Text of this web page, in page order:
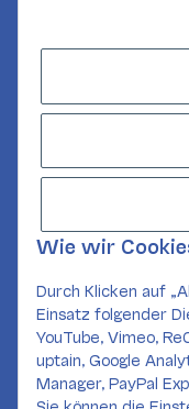
GESETZLICHE
KONTAKT
SOCIAL MEDIA
Wie wir
Durch Klicken auf
Einsatz folgender
YouTube, Vimeo,
uptain, Google
Manager, PayPal
Sie können die